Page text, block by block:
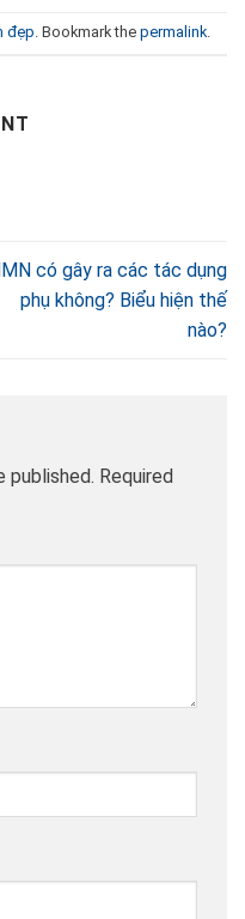
đẹp . Bookmark the permalink
có gây ra các tác dụng
phụ không? Biểu hiện thế
nào?
published. Required